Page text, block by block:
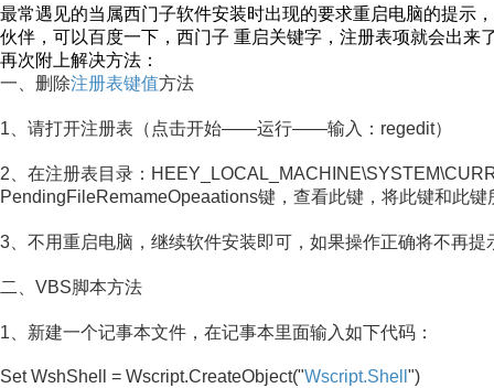
最常遇见的当属西门子软件安装时出现的要求重启电脑的提示
伙伴，可以百度一下，西门子 重启关键字，注册表项就会出来
再次附上解决方法：
一、删除注册表键值方法
1、请打开注册表（点击开始——运行——输入：regedit）
2、在注册表目录：
PendingFileRemameOpeaations键，查看此键，将此键和此
3、不用重启电脑，继续软件安装即可，如果操作正确将不再提
二、VBS脚本方法
1、新建一个记事本文件，在记事本里面输入如下代码：
Set WshShell = Wscript.CreateObject("Wscript.Shell ")